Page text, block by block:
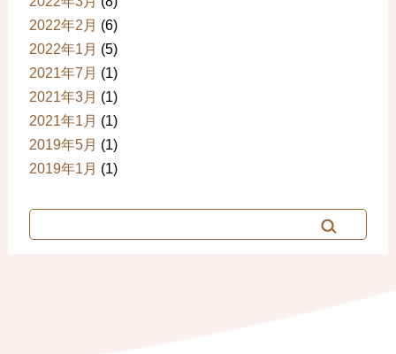
2022年2月 (6)
2022年1月 (5)
2021年7月 (1)
2021年3月 (1)
2021年1月 (1)
2019年5月 (1)
2019年1月 (1)